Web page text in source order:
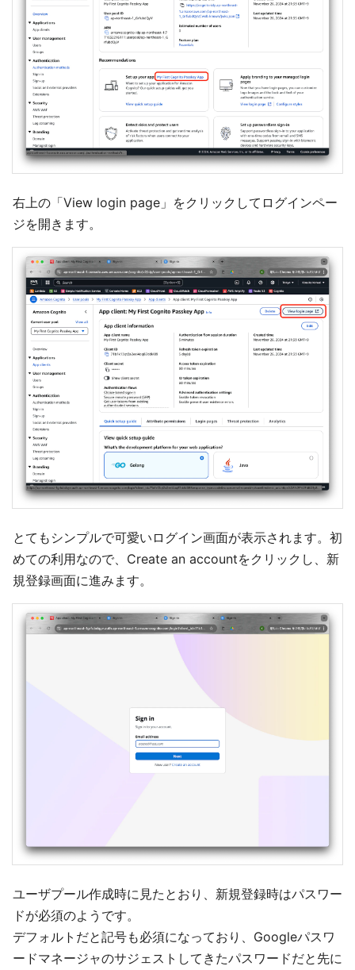
右上の「View login page」をクリックしてログインペー
ジを開きます。
とてもシンプルで可愛いログイン画面が表示されます。初
めての利用なので、Create an accountをクリックし、新
規登録画面に進みます。
ユーザプール作成時に見たとおり、新規登録時はパスワー
ドが必須のようです。
デフォルトだと記号も必須になっており、Googleパスワ
ードマネージャのサジェストしてきたパスワードだと先に